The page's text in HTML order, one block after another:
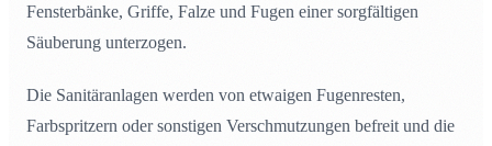
Fensterbänke, Griffe, Falze und Fugen einer sorgfältigen
Säuberung unterzogen.
Die Sanitäranlagen werden von etwaigen Fugenresten,
Farbspritzern oder sonstigen Verschmutzungen befreit und die